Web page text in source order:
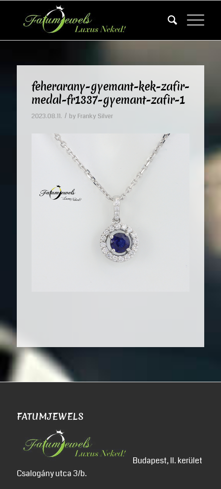
feherarany-gyemant-kek-zafir-
medal-fr1337-gyemant-zafir-1
2023.08.11. / by Franky Silver
FATUMJEWELS
Budapest, II. kerület
Csalogány utca 3/b.